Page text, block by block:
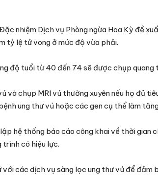
nhiệm Dịch vụ Phòng ngừa Hoa Kỳ đề
tỷ lệ tử vong ở mức độ vừa phải.
độ tuổi từ 40 đến 74 sẽ được chụp quang
chụp MRI vú thường xuyên nếu họ đủ
ung thư vú hoặc các gen cụ thể làm
hệ thống báo cáo công khai về thời gian
có hiệu lực.
các dịch vụ sàng lọc ung thư vú để